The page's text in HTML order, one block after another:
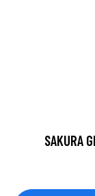
SAKURA